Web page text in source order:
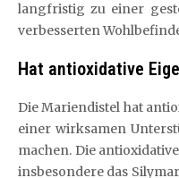
langfristig zu einer
verbesserten
Hat antioxidative
Die Mariendistel hat
einer wirksamen
machen. Die
insbesondere das